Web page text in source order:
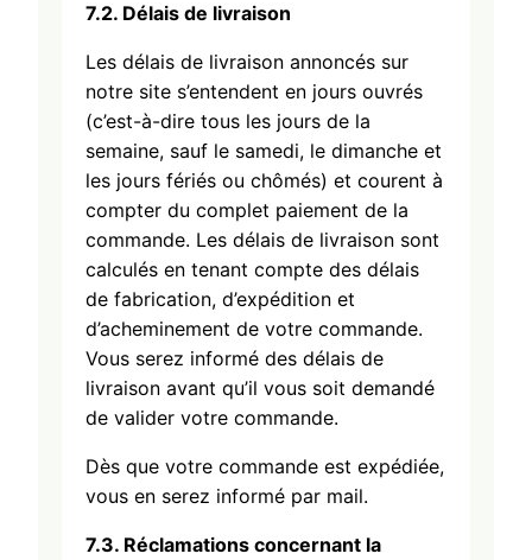
7.2. Délais de livraison
Les délais de livraison annoncés sur
notre site s’entendent en jours ouvrés
(c’est-à-dire tous les jours de la
semaine, sauf le samedi, le dimanche et
les jours fériés ou chômés) et courent à
compter du complet paiement de la
commande. Les délais de livraison sont
calculés en tenant compte des délais
de fabrication, d’expédition et
d’acheminement de votre commande.
Vous serez informé des délais de
livraison avant qu’il vous soit demandé
de valider votre commande.
Dès que votre commande est expédiée,
vous en serez informé par mail.
7.3. Réclamations concernant la